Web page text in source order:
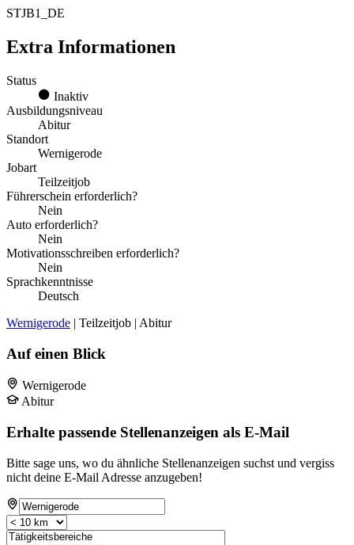
STJB1_DE
Extra Informationen
Status
Inaktiv
Ausbildungsniveau
Abitur
Standort
Wernigerode
Jobart
Teilzeitjob
Führerschein erforderlich?
Nein
Auto erforderlich?
Nein
Motivationsschreiben erforderlich?
Nein
Sprachkenntnisse
Deutsch
Wernigerode | Teilzeitjob | Abitur
Auf einen Blick
Wernigerode
Abitur
Erhalte passende Stellenanzeigen als E-Mail
Bitte sage uns, wo du ähnliche Stellenanzeigen suchst und vergiss
nicht deine E-Mail Adresse anzugeben!